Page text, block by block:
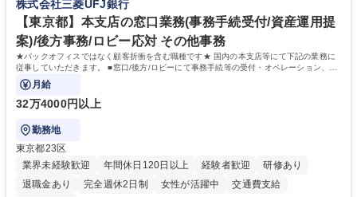
務・人事】未経験歓迎/日立グループ/組織運営を支えるゼネラリストを目
指す
■衛生管理者の資格をお持ちの方 学歴・資格 学歴：大学院 大学 高専 短大
専修学校 高校 語学力： 資格：
株式会社三菱UFJ銀行
【東京都】本支店の窓口業務(事務手続受付/資産運用提
案)/後方事務/ロビー応対 その他事務
★バックオフィスではなく顧客折衝を含む職種です★ 国内の本支店等にて下記の業務に
従事していただきます。 ■窓口/後方/ロビーにて事務手続等の受付・オペレーション、お
客様対応
月給
32万4000円以上
勤務地
東京都23区
業界未経験歓迎
年間休日120日以上 経験者歓迎
研修あり
退職金あり
完全週休2日制 女性が活躍中
交通費支給